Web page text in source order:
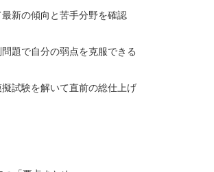
新の傾向と苦手分野を確認
題で自分の弱点を克服できる
試験を解いて直前の総仕上げ